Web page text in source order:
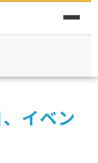
イベン